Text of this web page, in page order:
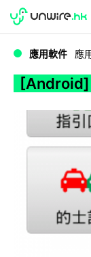
WWDC 2026
應用軟件 應
[Android]